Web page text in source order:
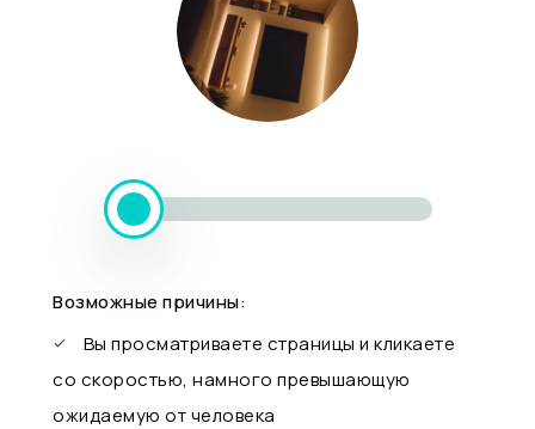
Возможные причины:
Вы просматриваете страницы и кликаете
со скоростью, намного превышающую
ожидаемую от человека